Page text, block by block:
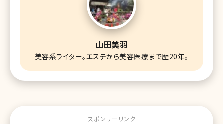
山田美羽
美容系ライター。エステから美容医療まで歴20年。
スポンサーリンク